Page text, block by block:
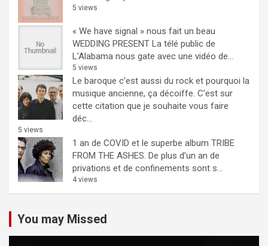
5 views
« We have signal » nous fait un beau
WEDDING PRESENT La télé public de
L'Alabama nous gate avec une vidéo de...
5 views
Le baroque c’est aussi du rock et pourquoi la
musique ancienne, ça décoiffe. C'est sur
cette citation que je souhaite vous faire
déc...
5 views
1 an de COVID et le superbe album TRIBE
FROM THE ASHES. De plus d’un an de
privations et de confinements sont s...
4 views
You may Missed